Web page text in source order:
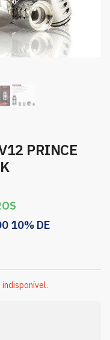
PRINCE
10% DE